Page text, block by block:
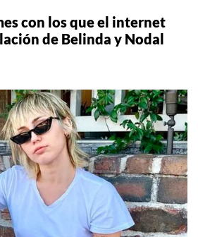
con los que el internet
de Belinda y Nodal